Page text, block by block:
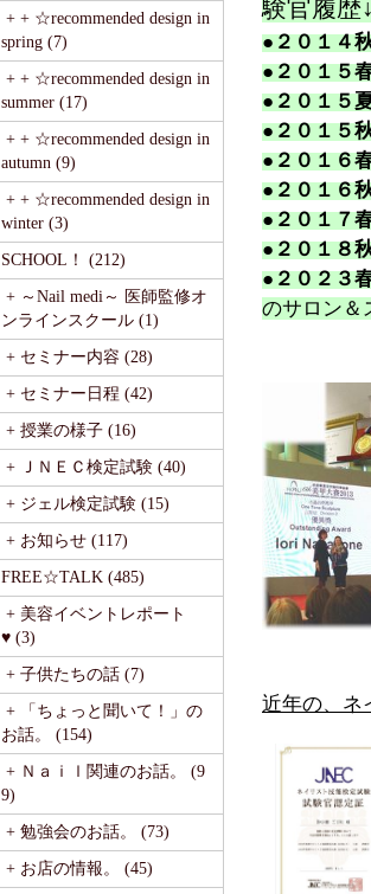
+ + ☆recommended design in
spring (7)
+ + ☆recommended design in
summer (17)
+ + ☆recommended design in
autumn (9)
+ + ☆recommended design in
winter (3)
SCHOOL！ (212)
+ ～Nail medi～ 医師監修オ
ンラインスクール (1)
+ セミナー内容 (28)
+ セミナー日程 (42)
+ 授業の様子 (16)
+ ＪＮＥＣ検定試験 (40)
+ ジェル検定試験 (15)
+ お知らせ (117)
FREE☆TALK (485)
+ 美容イベントレポート
♥ (3)
+ 子供たちの話 (7)
+ 「ちょっと聞いて！」の
お話。 (154)
+ Ｎａｉｌ関連のお話。 (9
9)
+ 勉強会のお話。 (73)
+ お店の情報。 (45)
験官履歴
●２０１４
●２０１５
●２０１５
●２０１５
●２０１６
●２０１６
●２０１７
●２０１８
●２０２３
のサロン＆
近年の、ネ